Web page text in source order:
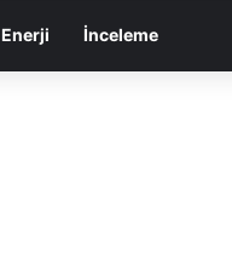
Enerji İnceleme